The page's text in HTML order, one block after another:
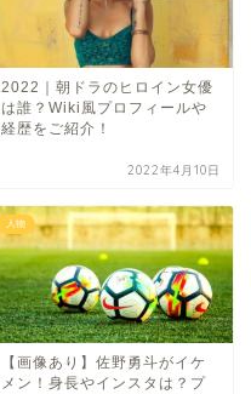
2022｜朝ドラのヒロイン女優
は誰？Wiki風プロフィールや
経歴をご紹介！
2022年4月10日
人物
【画像あり】佐野勇斗がイケ
メン！身長やインスタは？プ